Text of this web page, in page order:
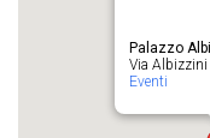
Palazzo
Via Albizzini
Eventi